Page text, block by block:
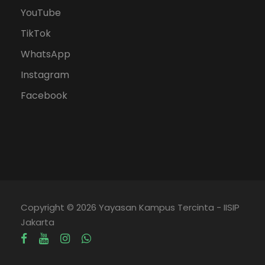
YouTube
TikTok
WhatsApp
Instagram
Facebook
Copyright © 2026 Yayasan Kampus Tercinta - IISIP
Jakarta